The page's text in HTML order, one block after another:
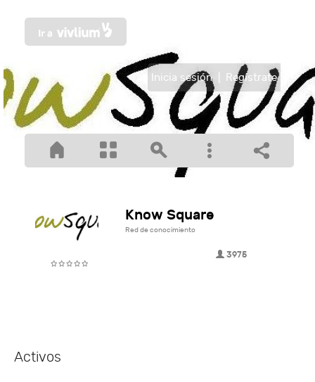
Inicia sesión Regístrate
Know Square
Red de conocimiento
3975
Activos